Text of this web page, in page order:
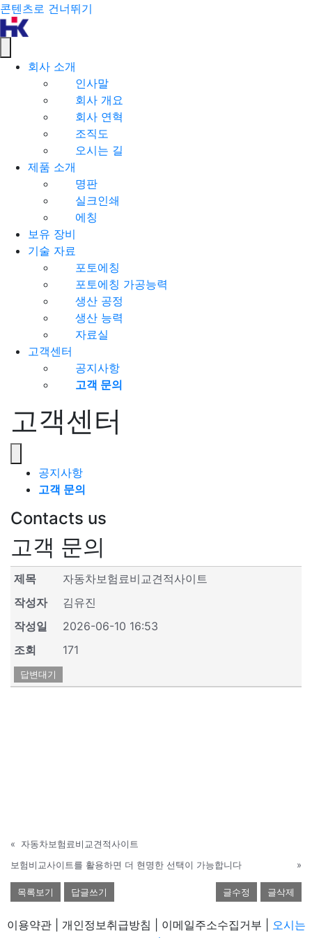
콘텐츠로 건너뛰기
회사 소개
인사말
회사 개요
회사 연혁
조직도
오시는 길
제품 소개
명판
실크인쇄
에칭
보유 장비
기술 자료
포토에칭
포토에칭 가공능력
생산 공정
생산 능력
자료실
고객센터
공지사항
고객 문의
고객센터
공지사항
고객 문의
Contacts us
고객 문의
제목
자동차보험료비교견적사이트
작성자
김유진
작성일
2026-06-10 16:53
조회
171
답변대기
«
자동차보험료비교견적사이트
보험비교사이트를 활용하면 더 현명한 선택이 가능합니다
»
목록보기 답글쓰기 글수정 글삭제
이용약관 | 개인정보취급방침 | 이메일주소수집거부 | 오시는